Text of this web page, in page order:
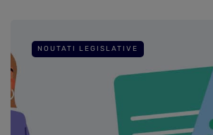
NOUTATI LEGISLATIVE